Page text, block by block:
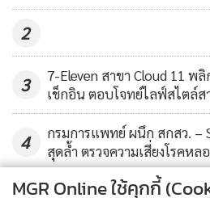
เทคนิค ความสวยงาม เพื่อให้ถ่ายรูป
ซื้อสินค้าทั้งที่สาขารางน้ำ, มหานคร,
ซื้อสินค้าในช่องทางออนไลน์
แอปพลิเคชัน คิง เพาเวอร์
ร่วมส่งต่อ ‘ความสุข’ ด้วยภาพวาดลา
ความฝัน แรงบันดาลใจใหม่ๆ กับบรร
2
3
7-Eleven สาขา Cloud 11 พ
เช็กอิน ตอบโจทย์ไลฟ์สไตล์ส
4
กรมการแพทย์ ผนึก สกสว. –
สุดล้ำ ตรวจความเสี่ยงโรคหล
MGR Online ใช้คุกกี้